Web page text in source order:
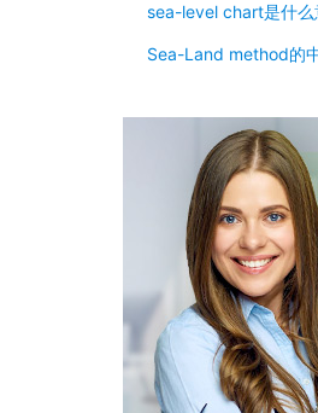
sea-level chart是什么
Sea-Land method的